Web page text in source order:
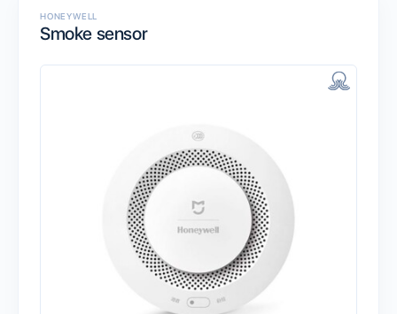
HONEYWELL
Smoke sensor